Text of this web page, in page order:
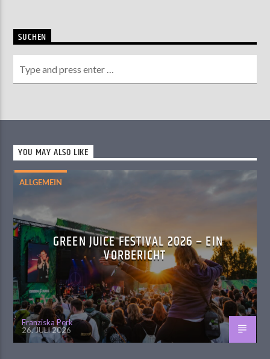
SUCHEN
YOU MAY ALSO LIKE
ALLGEMEIN
GREEN JUICE FESTIVAL 2026 – EIN
VORBERICHT
Franziska Perk
26. JULI 2026